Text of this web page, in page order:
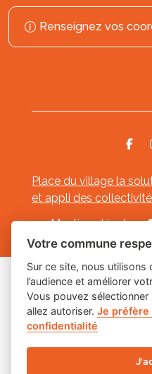
Renseignez vos
Place du village la
et appli des
Mentions légales-
Les
Votre commune
Sur ce site, nous
l’audience et améliorer
Vous pouvez
allez autoriser.Je préfère
confidentialité